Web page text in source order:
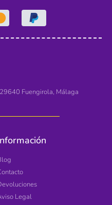
Fuengirola, Málaga
Legal